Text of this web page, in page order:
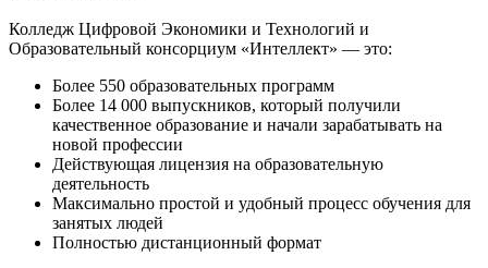
Колледж Цифровой Экономики и Технологий и
Образовательный консорциум «Интеллект» — это:
Более 550 образовательных программ
Более 14 000 выпускников, который получили
качественное образование и начали зарабатывать на
новой профессии
Действующая лицензия на образовательную
деятельность
Максимально простой и удобный процесс обучения для
занятых людей
Полностью дистанционный формат